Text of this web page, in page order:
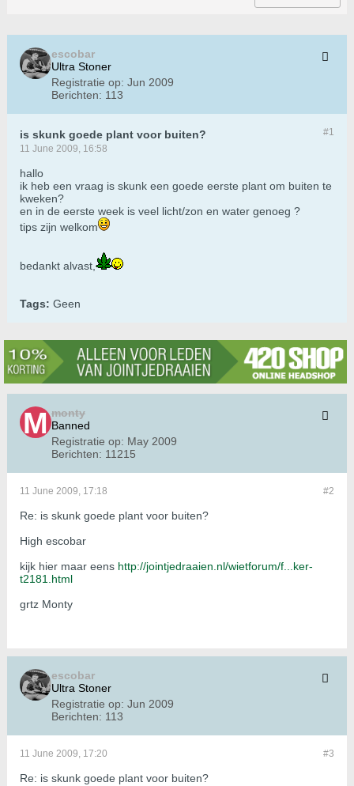
escobar
Ultra Stoner
Registratie op: Jun 2009
Berichten: 113
#1
is skunk goede plant voor buiten?
11 June 2009, 16:58
hallo
ik heb een vraag is skunk een goede eerste plant om buiten te
kweken?
en in de eerste week is veel licht/zon en water genoeg ?
tips zijn welkom
bedankt alvast,
Tags: Geen
monty
Banned
Registratie op: May 2009
Berichten: 11215
#2
11 June 2009, 17:18
Re: is skunk goede plant voor buiten?
High escobar
kijk hier maar eens http://jointjedraaien.nl/wietforum/f...ker-
t2181.html
grtz Monty
escobar
Ultra Stoner
Registratie op: Jun 2009
Berichten: 113
#3
11 June 2009, 17:20
Re: is skunk goede plant voor buiten?